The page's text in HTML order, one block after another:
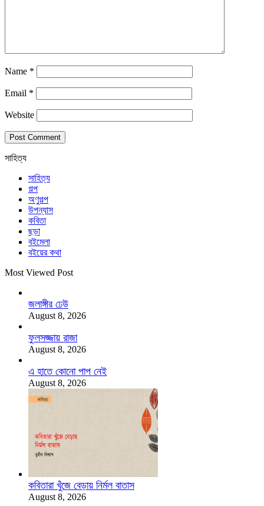
Name *
Email *
Website
সাহিত্য
সাহিত্য
গল্প
অণুগল্প
উপন্যাস
কবিতা
ছড়া
বইমেলা
বইয়ের কথা
Most Viewed Post
জলাঙ্গীর ঢেউ
August 8, 2026
ফুলসজ্জায় রাজা
August 8, 2026
এ হাতে কোনো পাপ নেই
August 8, 2026
কবিতারা খুঁজে বেড়ায় নির্মল বাতাস
August 8, 2026